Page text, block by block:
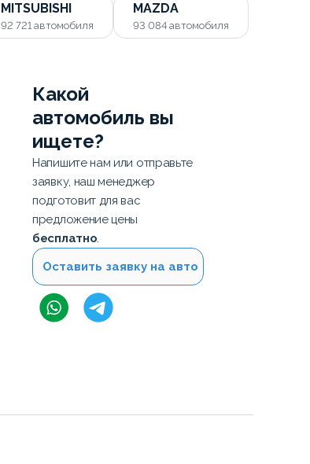
MITSUBISHI
92 721 автомобиля
MAZDA
93 084 автомобиля
Какой
автомобиль вы
ищете?
Напишите нам или отправьте
заявку, наш менеджер
подготовит для вас
предложение цены
бесплатно.
Оставить заявку на авто